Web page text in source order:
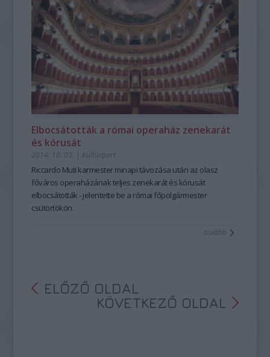
Elbocsátották a római operaház zenekarát
és kórusát
2014. 10. 03. | Kultúrpart
Riccardo Muti karmesterminapitávozása után az olasz
főváros operaházának teljes zenekarát és kórusát
elbocsátották - jelentette be a római főpolgármester
csütörtökön.
tovább
ELŐZŐ OLDAL
KÖVETKEZŐ OLDAL